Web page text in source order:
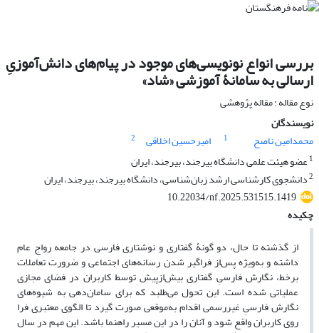
بررسی انواع نونویسی‌های موجود در پیام‌های دانش‌آموزیِ
ارسالی به سامانۀ آموزشی «شاد»
نوع مقاله : مقاله پژوهشی
نویسندگان
محمدامین ناصح
1 امیرحسین اخلاقی
2
1عضو هیئت علمی دانشگاه بیرجند، بیرجند، ایران
2دانشجوی کارشناسی ارشد زبان‌شناسی، دانشگاه بیرجند، بیرجند، ایران
10.22034/nf.2025.531515.1419
چکیده
از گذشته تا حال، دو گونۀ گفتاری و نوشتاری فارسی در جامعه رواج عام
داشته و به‌ویژه پس‌از فراگیر شدن رسانه‌های اجتماعی و ضرورت تعاملات
برخط، نگارش فارسیِ گفتاری بیش‌ازپیش توسط کاربران در فضای مجازی
عملیاتی شده است. این تحول می‌طلبد که برای سامان‌دهی به شیوه‌های
نگارش فارسیِ غیررسمی اقدام به‌موقعی صورت گیرد تا الگوی معتبری فرا
روی کاربران واقع شود و آنان را در این مسیر راهنما باشد. این مهم در سال